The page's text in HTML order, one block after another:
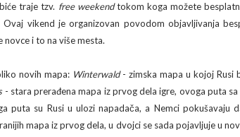
traje tzv. free weekendtokom koga možete
Ovaj vikend je organizovan povodom objavljivanja
i to na više mesta.
novih mapa: Winterwald- zimska mapa u kojoj Rusi
- stara prerađena mapa iz prvog dela igre, ovoga puta
puta su Rusi u ulozi napadača, a Nemci pokušavaju
mapa iz prvog dela, u dvojci se sada pojavljuje u